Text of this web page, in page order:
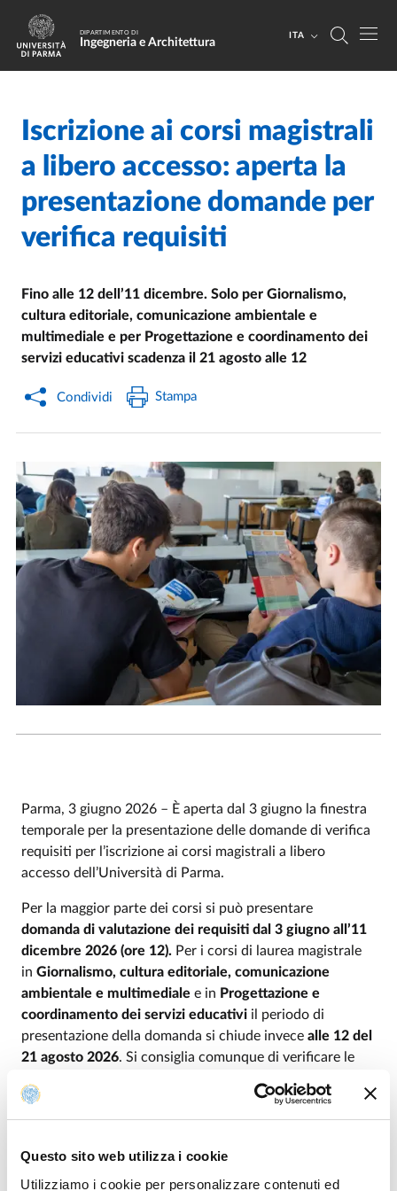
Questo sito web utilizza i cookie
Utilizziamo i cookie per personalizzare contenuti ed
Salta al contenuto principale
Skip to footer
DIPARTIMENTO DI
Ingegneria e Architettura
ITA
Home /
Cerca una notizia
Iscrizione ai corsi magistrali
a libero accesso: aperta la
presentazione domande per
verifica requisiti
Fino alle 12 dell’11 dicembre. Solo per Giornalismo,
cultura editoriale, comunicazione ambientale e
multimediale e per Progettazione e coordinamento dei
servizi educativi scadenza il 21 agosto alle 12
Condividi Stampa
Parma, 3 giugno 2026 – È aperta dal 3 giugno la finestra
temporale per la presentazione delle domande di verifica
requisiti per l’iscrizione ai corsi magistrali a libero
accesso dell’Università di Parma.
Per la maggior parte dei corsi si può presentare
domanda di valutazione dei requisiti dal 3 giugno all’11
dicembre 2026 (ore 12). Per i corsi di laurea magistrale
in Giornalismo, cultura editoriale, comunicazione
ambientale e multimediale e in Progettazione e
coordinamento dei servizi educativi il periodo di
presentazione della domanda si chiude invece alle 12 del
21 agosto 2026. Si consiglia comunque di verificare le
link
https://corsi.unipr.it/siti-magistrali .
procedere con l’immatricolazione o con la pre-iscrizione.
Se la studentessa o lo studente non ha ancora